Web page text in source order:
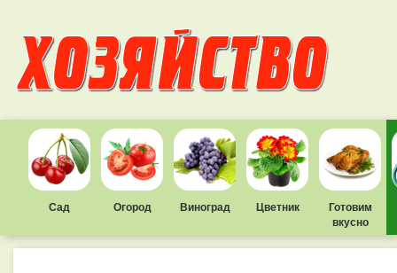
Сад Огород Виноград Цветник
Готовим
вкусно